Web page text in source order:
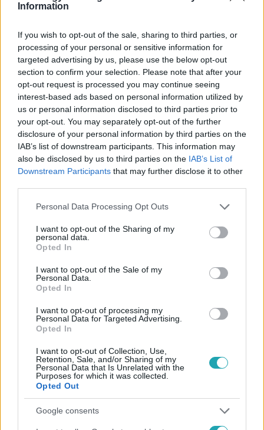
Information
If you wish to opt-out of the sale, sharing to third parties, or
processing of your personal or sensitive information for
targeted advertising by us, please use the below opt-out
section to confirm your selection. Please note that after your
opt-out request is processed you may continue seeing
interest-based ads based on personal information utilized by
us or personal information disclosed to third parties prior to
your opt-out. You may separately opt-out of the further
disclosure of your personal information by third parties on the
IAB’s list of downstream participants. This information may
also be disclosed by us to third parties on the IAB’s List of
Downstream Participants that may further disclose it to other
Please note that this website/app uses one or more Google
not limited to your visit or usage behaviour. You may click to
grant or deny consent to Google and its third-party tags to
use your data for below specified purposes in below Google
consent section.
Personal Data Processing Opt Outs
I want to opt-out of the Sharing of my
personal data.
Opted In
I want to opt-out of the Sale of my
Personal Data.
Opted In
I want to opt-out of processing my
Personal Data for Targeted Advertising.
Opted In
I want to opt-out of Collection, Use,
Retention, Sale, and/or Sharing of my
Personal Data that Is Unrelated with the
Purposes for which it was collected.
Opted Out
Google consents
Külföld
2022. november 15. 8:10
Zelenszkij az orosz külügyminiszter előtt mondta
el, mi kell ahhoz, hogy véget érjen a háború
Az ukrán elnök videón jelentkezett be a G20-as csúcson,
a teremben ott ült Szergej Lavrov orosz külügyminiszter
is.
Külföld
2022. november 14. 11:00
Az orosz külügyminisztert állítólag kórházba
szállították a G20-csúcsról